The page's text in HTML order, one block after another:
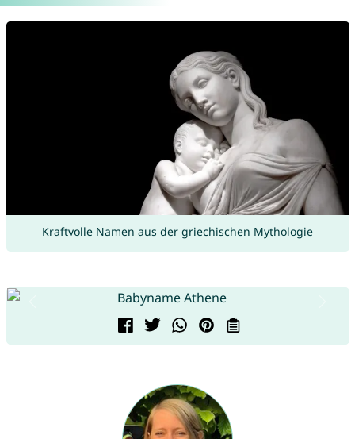
Kraftvolle Namen aus der griechischen Mythologie